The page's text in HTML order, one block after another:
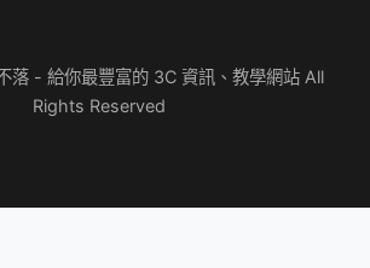
- 給你最豐富的 3C 資訊、教學網站 All
Rights Reserved